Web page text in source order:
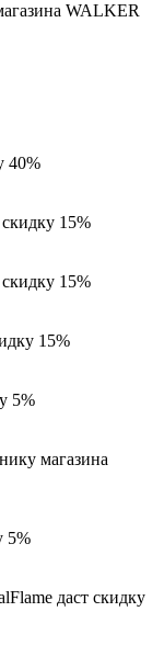
WALKER
40%
15%
15%
15%
5%
магазина
5%
даст скидку